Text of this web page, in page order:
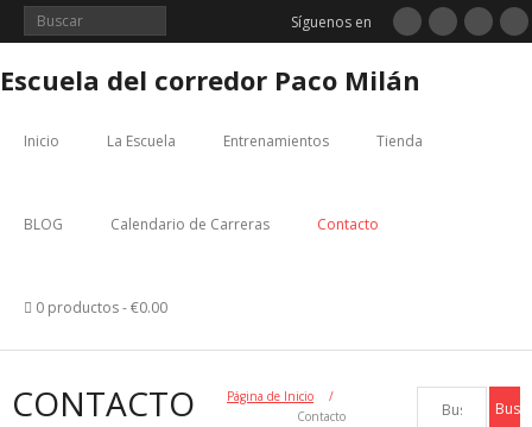
Saltar
Síguenos en
Escuela del corredor Paco Milán
Inicio La Escuela Entrenamientos Tienda
BLOG Calendario de Carreras Contacto
0 productos €0.00
CONTACTO Página de Inicio
/
Contacto